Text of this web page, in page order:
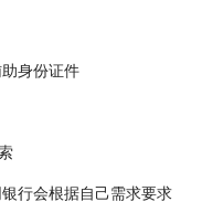
身份证件
行会根据自己需求要求